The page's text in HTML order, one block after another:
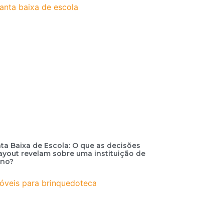
Baixa de Escola: O que as decisões
revelam sobre uma instituição de